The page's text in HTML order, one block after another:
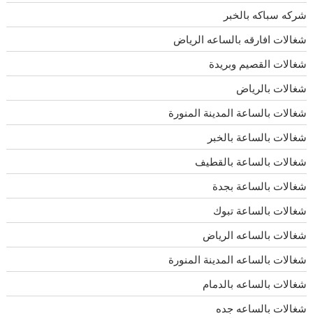
شركه سباكه بالخبر
شغالات افارقه بالساعه الرياض
شغالات القصيم وبريدة
شغالات بالرياض
شغالات بالساعة المدينة المنورة
شغالات بالساعة بالخبر
شغالات بالساعة بالقطيف
شغالات بالساعة بجدة
شغالات بالساعة تبوك
شغالات بالساعه الرياض
شغالات بالساعه المدينة المنورة
شغالات بالساعه بالدمام
شغالات بالساعه جده